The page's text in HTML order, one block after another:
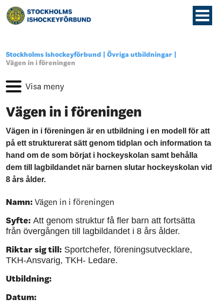
Stockholms Ishockeyförbund
Övriga utbildningar
Vägen in i föreningen
Vägen in i föreningen
Vägen in i föreningen är en utbildning i en modell för att
på ett strukturerat sätt genom tidplan och information ta
hand om de som börjat i hockeyskolan samt behålla
dem till lagbildandet när barnen slutar hockeyskolan vid
8 års ålder.
Namn:Vägen in i föreningen
Syfte: Att genom struktur få fler barn att fortsätta
från övergången till lagbildandet i 8 års ålder.
Riktar sig till: Sportchefer, föreningsutvecklare,
TKH-Ansvarig, TKH- Ledare.
Utbildning:
Datum: